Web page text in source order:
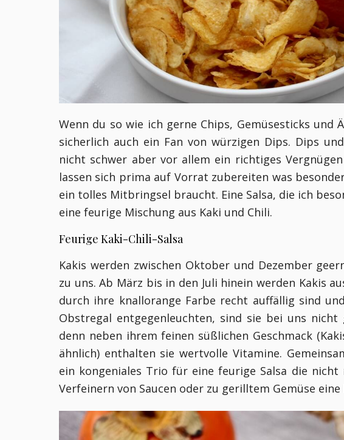
Wenn du so wie ich gerne Chips, Gemüsesticks und
sicherlich auch ein Fan von würzigen Dips. Dips
nicht schwer aber vor allem ein richtiges
lassen sich prima auf Vorrat zubereiten was
ein tolles Mitbringsel braucht. Eine Salsa, die ich
eine feurige Mischung aus Kaki und Chili.
Feurige Kaki-Chili-Salsa
Kakis werden zwischen Oktober und Dezember
zu uns. Ab März bis in den Juli hinein werden Kakis
durch ihre knallorange Farbe recht auffällig sind
Obstregal entgegenleuchten, sind sie bei uns nicht
denn neben ihrem feinen süßlichen Geschmack
ähnlich) enthalten sie wertvolle Vitamine.
ein kongeniales Trio für eine feurige Salsa die
Verfeinern von Saucen oder zu gerilltem Gemüse